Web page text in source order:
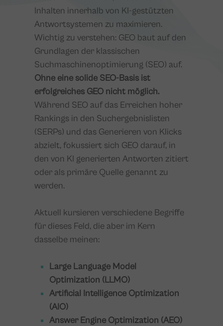
Inhalten innerhalb von KI-gestützten
Antwortsystemen zu maximieren.
Wichtig zu verstehen: GEO baut auf den
Grundlagen der klassischen
Suchmaschinenoptimierung (SEO) auf.
Ohne eine solide SEO-Basis ist
erfolgreiches GEO nicht möglich.
Während SEO auf das Erreichen hoher
Rankings in den Suchergebnislisten
(SERPs) und das Generieren von Klicks
abzielt, fokussiert sich GEO darauf, in
den von KI generierten Antworten zitiert
oder als primäre Quelle genannt zu
werden.
Aktuell kursieren verschiedene Begriffe
für dieses Feld, die aber im Kern
dasselbe meinen:
Large Language Model
Optimization (LLMO)
Artificial Intelligence Optimization
(AIO)
Answer Engine Optimization (AEO)